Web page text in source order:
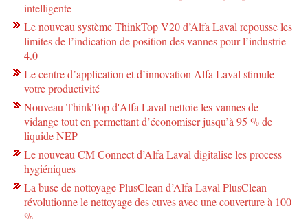
intelligente
Le nouveau système ThinkTop V20 d’Alfa Laval repousse les
limites de l’indication de position des vannes pour l’industrie
4.0
Le centre d’application et d’innovation Alfa Laval stimule
votre productivité
Nouveau ThinkTop d'Alfa Laval nettoie les vannes de
vidange tout en permettant d’économiser jusqu’à 95 % de
liquide NEP
Le nouveau CM Connect d’Alfa Laval digitalise les process
hygiéniques
La buse de nottoyage PlusClean d’Alfa Laval PlusClean
révolutionne le nettoyage des cuves avec une couverture à 100
%